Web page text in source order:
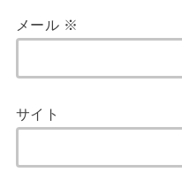
メール ※
サイト